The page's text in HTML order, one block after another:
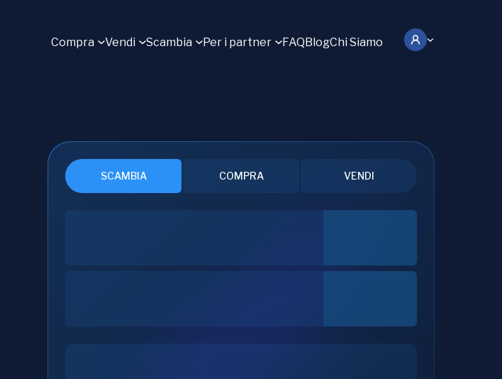
Compra Vendi Scambia Per i partner FAQBlogChi Siamo
SCAMBIA COMPRA VENDI